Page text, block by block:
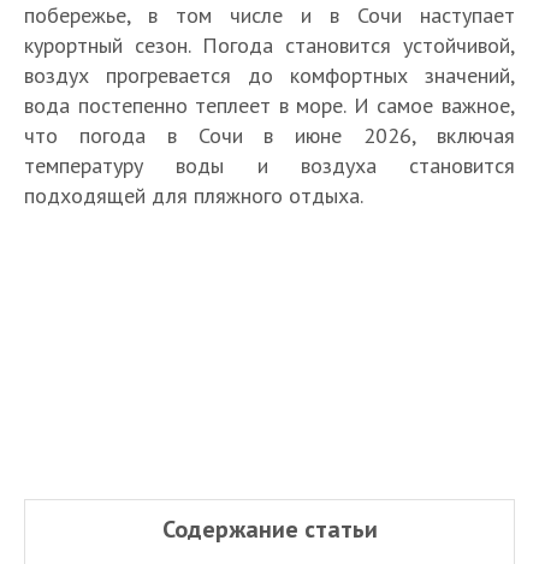
побережье, в том числе и в Сочи наступает
курортный сезон. Погода становится устойчивой,
воздух прогревается до комфортных значений,
вода постепенно теплеет в море. И самое важное,
что погода в Сочи в июне 2026, включая
температуру воды и воздуха становится
подходящей для пляжного отдыха.
Содержание статьи